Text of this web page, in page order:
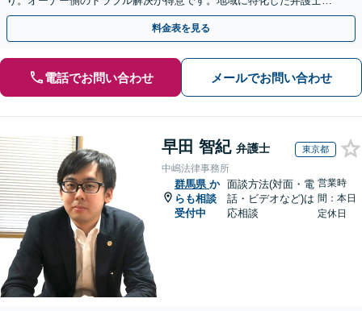
務所がお悩みをサポート。
料金表を見る
電話でお問い合わせ メールでお問い合わせ
早田 智紀 弁護士 東京都
中嶋法律事務所
群馬県 か
らも相談
受付中
面談方法(対面・電
話・ビデオなど)は
応相談
営業時
間：本日
定休日